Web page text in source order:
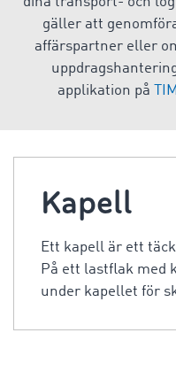
gäller att
affärspartner eller
applikation på
Kapell
Ett kapell är ett
På ett lastflak med
under kapellet för